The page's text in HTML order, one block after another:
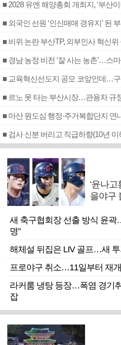
■ 2028 유엔 해양총회 개최지, ‘부산
■ 외국인 선원 ‘인신매매 경유지’ 된
■ 비위 논란 부산TP, 외부인사 혁신위
■ 경남 농정 비전 ‘잘 사는 농촌’…스
■ 교육혁신선도지 공모 코앞인데…구
■ 르노 못 타는 부산시장…관용차 규
■ 마산 원도심 행정·주거복합단지 연
‘윤나
을야구
새 축구협회장 선출 방식 윤
명”
해체설 뒤집은 LIV 골프…새 투
프로야구 취소…11일부터 재개
라커룸 냉탕 등장…폭염 경기
잡